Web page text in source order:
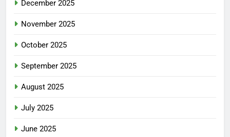
December 2025
November 2025
October 2025
September 2025
August 2025
July 2025
June 2025